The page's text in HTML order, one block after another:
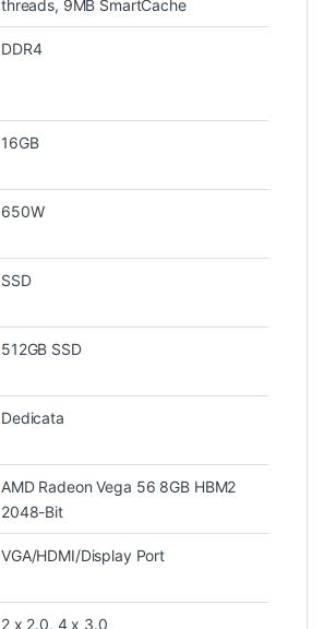
threads, 9MB SmartCache
DDR4
16GB
650W
SSD
512GB SSD
Dedicata
AMD Radeon Vega 56 8GB HBM2
2048-Bit
VGA/HDMI/Display Port
2 x 2.0, 4 x 3.0